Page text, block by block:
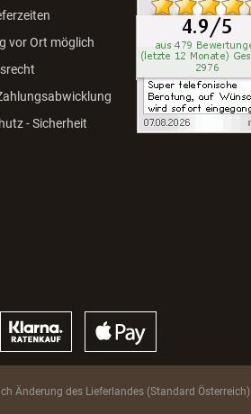
vor Ort möglich
- Sicherheit
Änderung des Lieferlandes (Standard Österreich)